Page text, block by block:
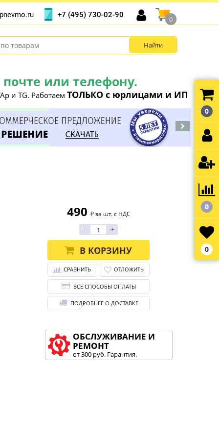
или телефону.
и TG. Работаем ТОЛЬКО с юрлицами и ИП
+7 (495) 730-02-90
0
490 ₽ за шт. с НДС
- +
В КОРЗИНУ
СРАВНИТЬ ОТЛОЖИТЬ
ВСЕ СПОСОБЫ ОПЛАТЫ
ПОДРОБНЕЕ О ДОСТАВКЕ
ОБСЛУЖИВАНИЕ И
РЕМОНТ
от 300 руб. Гарантия.
0
0
0